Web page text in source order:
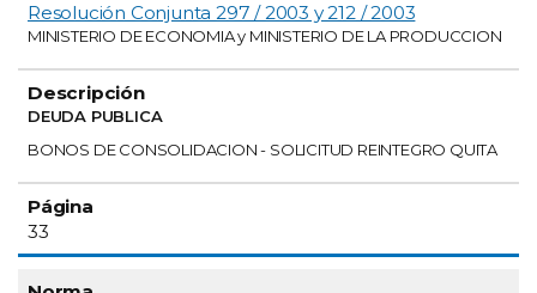
Resolución Conjunta 297 / 2003 y 212 / 2003
MINISTERIO DE ECONOMIA y MINISTERIO DE LA PRODUCCION
DEUDA PUBLICA
BONOS DE CONSOLIDACION - SOLICITUD REINTEGRO QUITA
33